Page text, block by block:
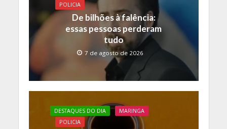
k p k
POLICIA
De bilhões à falência:
essas pessoas perderam
tudo
7 de agosto de 2026
DESTAQUES DO DIA
MARINGA
POLICIA